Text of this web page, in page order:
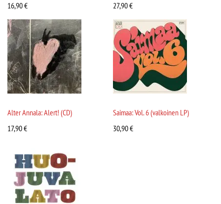
16,90€ 27,90€
Alter Annala: Alert! (CD)
17,90€
Saimaa: Vol. 6 (valkoinen LP)
30,90€